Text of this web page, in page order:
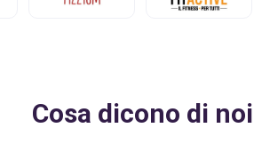
Cosa dicono di